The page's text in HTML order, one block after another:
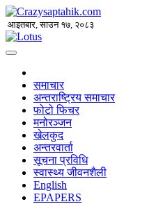
आइतबार, साउन १७, २०८३
समाचार
अन्तराष्ट्रिय समाचार
फोटो फिचर
मनोरञ्जन
खेलकुद
अन्तरवार्ता
सूचना प्रविधि
स्वास्थ्य जीवनशैली
English
EPAPERS